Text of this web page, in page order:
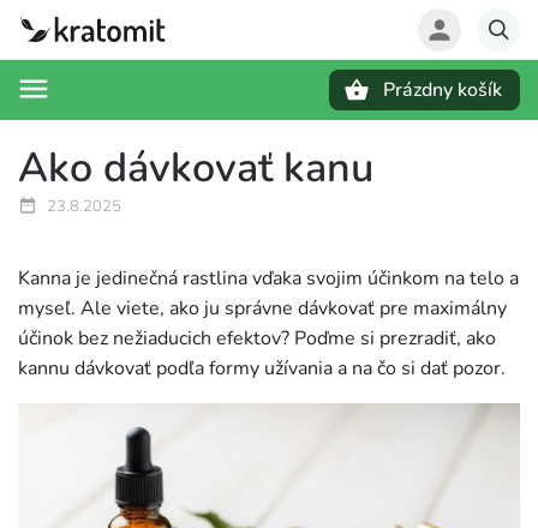
Prázdny košík
Ako dávkovať kanu
23.8.2025
Kanna je jedinečná rastlina vďaka svojim účinkom na telo a
myseľ. Ale viete, ako ju správne dávkovať pre maximálny
účinok bez nežiaducich efektov? Poďme si prezradiť, ako
kannu dávkovať podľa formy užívania a na čo si dať pozor.